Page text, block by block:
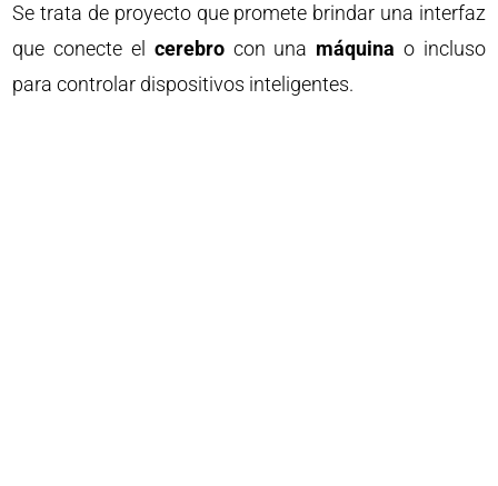
Se trata de proyecto que promete brindar una interfaz
que conecte el cerebrocon una máquina o incluso
para controlar dispositivos inteligentes.